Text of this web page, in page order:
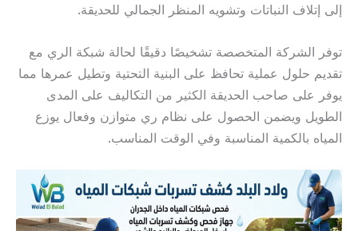
إلى إتلاف النباتات وتشويه المنظر الجمالي للحديقة.
توفر الشركة المتخصصة تشخيصًا دقيقًا لحالة شبكة الري مع
تقديم حلول عملية تحافظ على البنية التحتية وتطيل عمرها مما
يوفر على صاحب الحديقة الكثير من التكاليف على المدى
الطويل ويضمن الحصول على نظام ري متوازن وفعال يوزع
المياه بالكمية المناسبة وفي الوقت المناسب.